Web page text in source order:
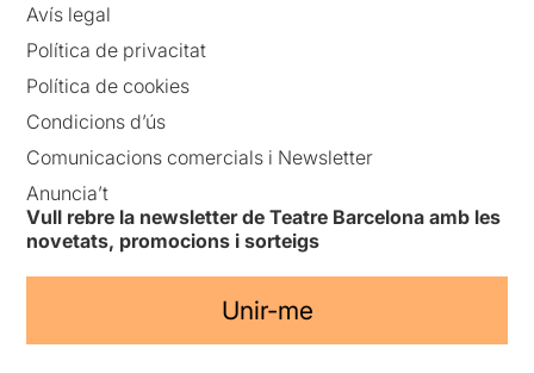
Avís legal
Política de privacitat
Política de cookies
Condicions d’ús
Comunicacions comercials i Newsletter
Anuncia’t
Vull rebre la newsletter de Teatre Barcelona amb les
novetats, promocions i sorteigs
Unir-me